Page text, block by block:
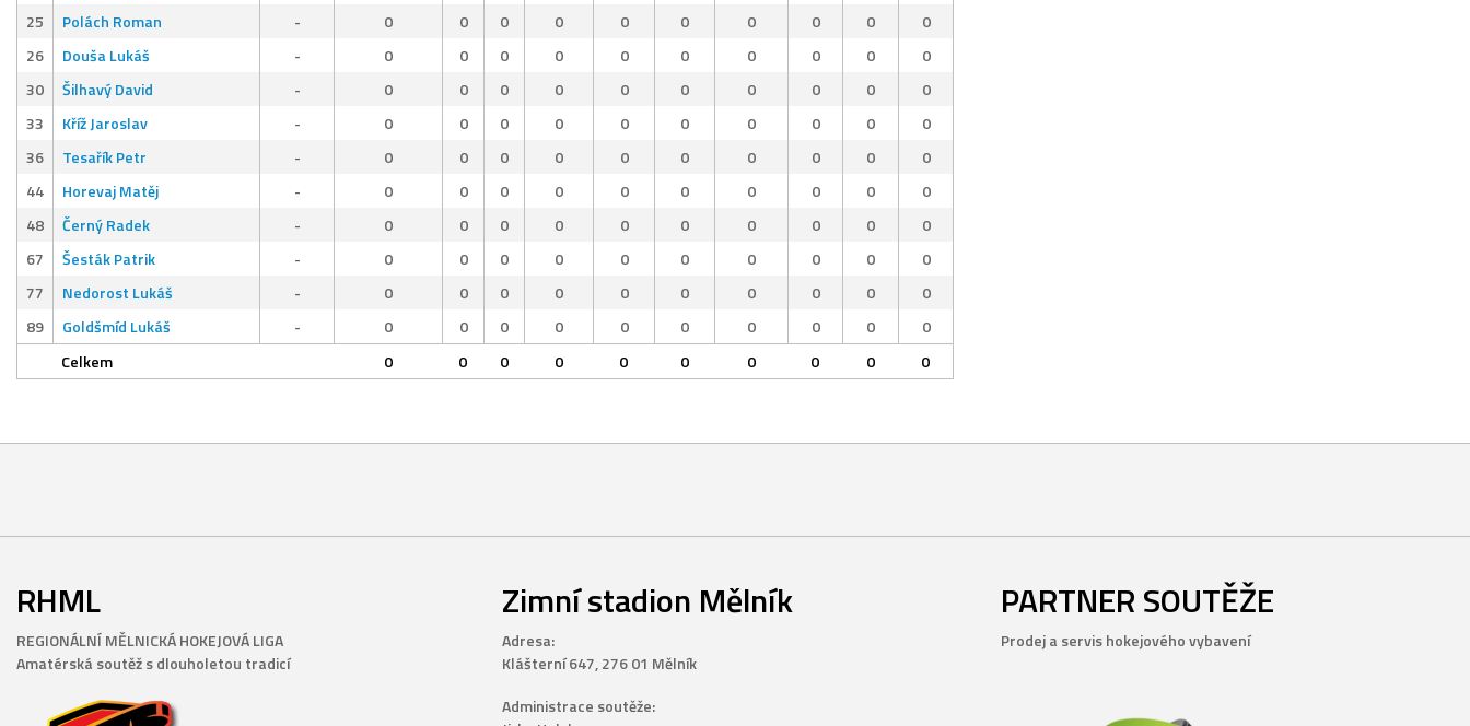
25
Polách Roman - 0 0 0 0 0 0 0 0 0
0
26
Douša Lukáš - 0 0 0 0 0 0 0 0 0
0
30
Šilhavý David - 0 0 0 0 0 0 0 0 0
0
33
Kříž Jaroslav - 0 0 0 0 0 0 0 0 0
0
36
Tesařík Petr - 0 0 0 0 0 0 0 0 0
0
44
Horevaj Matěj - 0 0 0 0 0 0 0 0 0
0
48
Černý Radek - 0 0 0 0 0 0 0 0 0
0
67
Šesták Patrik - 0 0 0 0 0 0 0 0 0
0
77
Nedorost Lukáš - 0 0 0 0 0 0 0 0 0
0
89
Goldšmíd Lukáš - 0 0 0 0 0 0 0 0 0
0
Celkem
0 0 0 0 0 0 0 0 0 0
RHML
REGIONÁLNÍ MĚLNICKÁ HOKEJOVÁ LIGA
Amatérská soutěž s dlouholetou tradicí
Zimní stadion Mělník
Adresa:
Klášterní 647, 276 01 Mělník
Administrace soutěže:
PARTNER SOUTĚŽE
Prodej a servis hokejového vybavení